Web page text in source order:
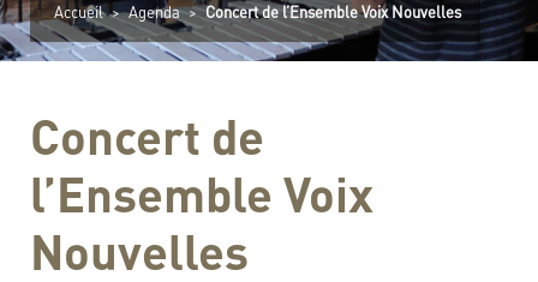
Accueil > Agenda > Concert de l’Ensemble Voix Nouvelles
Concert de
l’Ensemble Voix
Nouvelles